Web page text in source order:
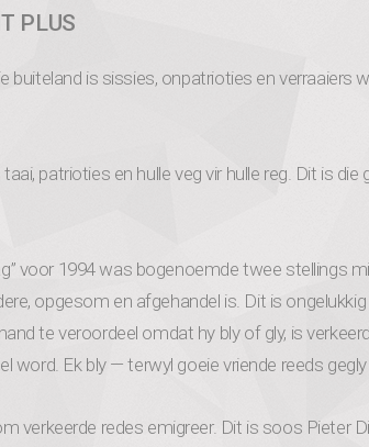
PLUS
buiteland is sissies, onpatrioties en verraaiers
patrioties en hulle veg vir hulle reg. Dit is
voor 1994 was bogenoemde twee stellings
opgesom en afgehandel is. Dit is
te veroordeel omdat hy bly of gly, is
word. Ek bly — terwyl goeie vriende reeds gegly
verkeerde redes emigreer. Dit is soos Pieter